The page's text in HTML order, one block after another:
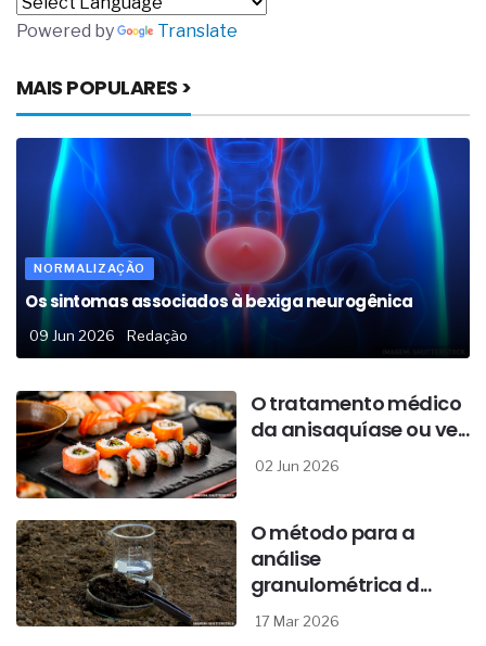
Powered by Translate
MAIS POPULARES >
NORMALIZAÇÃO
Os sintomas associados à bexiga neurogênica
09 Jun 2026 Redação
O tratamento médico
da anisaquíase ou ve...
02 Jun 2026
O método para a
análise
granulométrica d...
17 Mar 2026